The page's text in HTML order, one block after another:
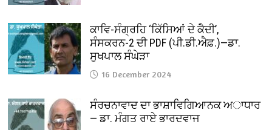
ਕਾਵਿ-ਸੰਗ੍ਰਹਿ ‘ਕਿੱਸਿਆਂ ਦੇ ਕੈਦੀ’,
ਸੰਸਕਰਨ-2 ਦੀ PDF (ਪੀ.ਡੀ.ਐਫ਼.)—ਡਾ.
ਸੁਖਪਾਲ ਸੰਘੇੜਾ
16 December 2024
ਸੰਰਚਨਾਵਾਦ ਦਾ ਭਾਸ਼ਾਵਿਗਿਆਨਕ ਅਾਧਾਰ
— ਡਾ. ਮੰਗਤ ਰਾਏ ਭਾਰਦਵਾਜ